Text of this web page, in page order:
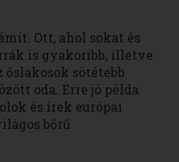
Ott, ahol sokat és
is gyakoribb, illetve
sötétebb
oda. Erre jó példa
és írek európai
bőrű